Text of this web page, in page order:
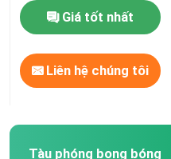
Giá tốt nhất
Liên hệ chúng tôi
Tàu phóng bong bóng